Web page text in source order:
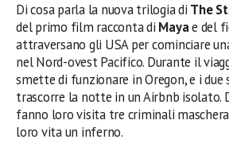
Di cosa parla la nuova trilogia di The
del primo film racconta di Mayae del
attraversano gli USA per cominciare
nel Nord-ovest Pacifico. Durante il
smette di funzionare in Oregon, e i
trascorre la notte in un Airbnb isolato.
fanno loro visita tre criminali
loro vita un inferno.